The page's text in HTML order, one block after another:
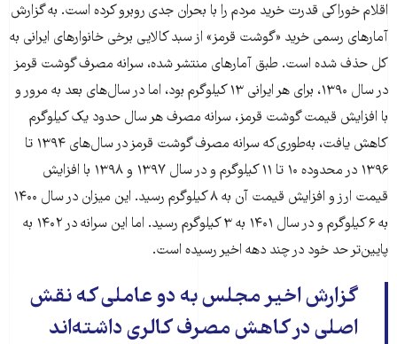
اقلام خوراکی قدرت خرید مردم را با بحران جدی روبرو کرده است. به گزارش
آمارهای رسمی خرید «گوشت قرمز» از سبد کالایی برخی خانوارهای ایرانی به
کل حذف شده است. طبق آمارهای منتشر شده، سرانه مصرف گوشت قرمز
در سال ۱۳۹۰، برای هر ایرانی ۱۳ کیلوگرم بود، اما در سال‌های بعد به مرور و
با افزایش قیمت گوشت قرمز، سرانه مصرف هر سال حدود یک کیلوگرم
کاهش یافت، به‌طوری‌که سرانه مصرف گوشت قرمز در سال‌های ۱۳۹۴ تا
۱۳۹۶ در محدوده ۱۰ تا ۱۱ کیلوگرم و در سال ۱۳۹۷ و ۱۳۹۸ با افزایش
قیمت ارز و افزایش قیمت آن به ۸ کیلوگرم رسید. این میزان در سال ۱۴۰۰
به ۶ کیلوگرم و در سال ۱۴۰۱ به ۳ کیلوگرم رسید. اما این سرانه در ۱۴۰۲ به
پایین‌تر حد خود در چند دهه اخیر رسیده است.
گزارش اخیر مجلس به دو عاملی که نقش
اصلی در کاهش مصرف کالری داشته‌اند